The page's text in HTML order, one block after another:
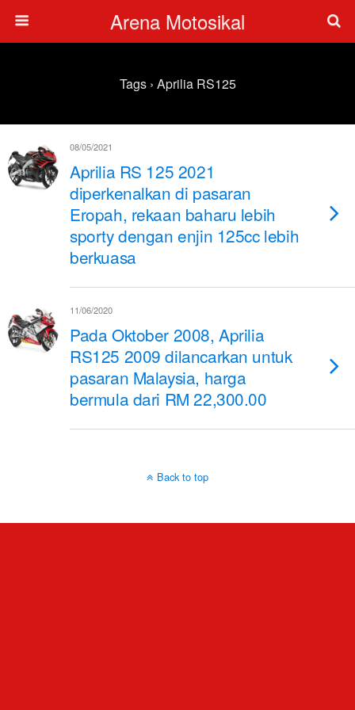
Arena Motosikal
Tags › Aprilia RS125
08/05/2021
Aprilia RS 125 2021
diperkenalkan di pasaran
Eropah, rekaan baharu lebih
sporty dengan enjin 125cc lebih
berkuasa
11/06/2020
Pada Oktober 2008, Aprilia
RS125 2009 dilancarkan untuk
pasaran Malaysia, harga
bermula dari RM 22,300.00
Back to top